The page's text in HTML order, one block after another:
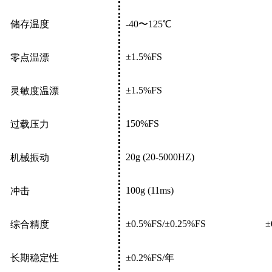
储存温度 -40〜125℃
零点温漂 ±1.5%FS
灵敏度温漂 ±1.5%FS
过载压力 150%FS
机械振动 20g (20-5000HZ)
冲击 100g (11ms)
综合精度 ±0.5%FS/±0.25%FS
长期稳定性 ±0.2%FS/年